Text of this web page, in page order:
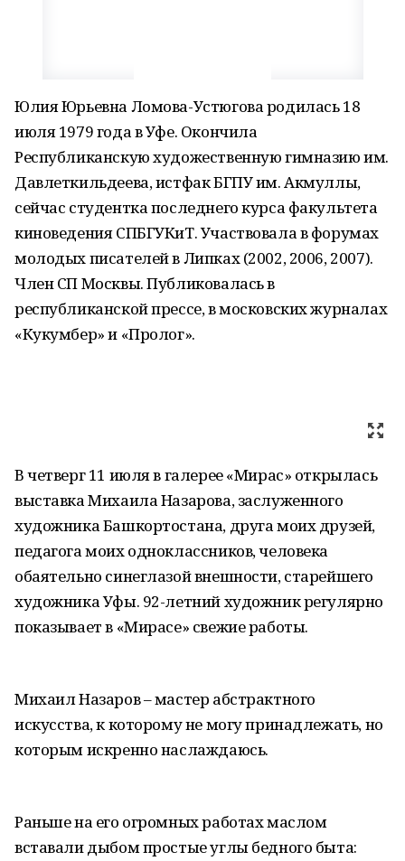
Юлия Юрьевна Ломова-Устюгова родилась 18
июля 1979 года в Уфе. Окончила
Республиканскую художественную гимназию им.
Давлеткильдеева, истфак БГПУ им. Акмуллы,
сейчас студентка последнего курса факультета
киноведения СПБГУКиТ. Участвовала в форумах
молодых писателей в Липках (2002, 2006, 2007).
Член СП Москвы. Публиковалась в
республиканской прессе, в московских журналах
«Кукумбер» и «Пролог».
В четверг 11 июля в галерее «Мирас» открылась
выставка Михаила Назарова, заслуженного
художника Башкортостана, друга моих друзей,
педагога моих одноклассников, человека
обаятельно синеглазой внешности, старейшего
художника Уфы. 92-летний художник регулярно
показывает в «Мирасе» свежие работы.
Михаил Назаров – мастер абстрактного
искусства, к которому не могу принадлежать, но
которым искренно наслаждаюсь.
Раньше на его огромных работах маслом
вставали дыбом простые углы бедного быта: